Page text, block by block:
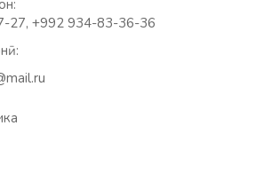
27, +992 934-83-36-36